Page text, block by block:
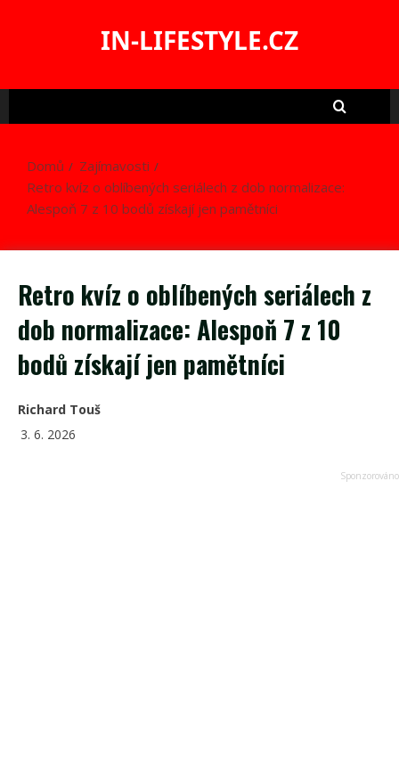
IN-LIFESTYLE.CZ
Domů
Zajímavosti
Retro kvíz o oblíbených seriálech z dob normalizace:
Alespoň 7 z 10 bodů získají jen pamětníci
Retro kvíz o oblíbených seriálech z
dob normalizace: Alespoň 7 z 10
bodů získají jen pamětníci
Richard Touš
3. 6. 2026